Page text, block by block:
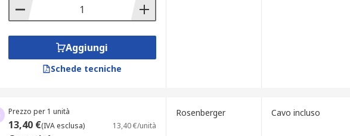
Aggiungi
Schede tecniche
Prezzo per 1 unità
13,40 €(IVA esclusa) 13,40 €/unità
Rosenberger Cavo incluso